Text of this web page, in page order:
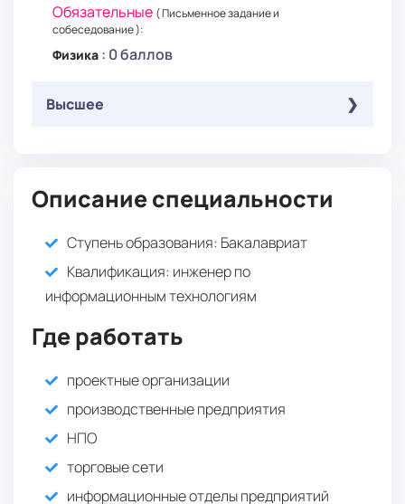
Обязательные ( Письменное задание и
собеседование ):
Физика : 0 баллов
Высшее
Математика: 0 баллов
Описание специальности
Ступень образования: Бакалавриат
Квалификация: инженер по
информационным технологиям
Где работать
проектные организации
производственные предприятия
НПО
торговые сети
информационные отделы предприятий